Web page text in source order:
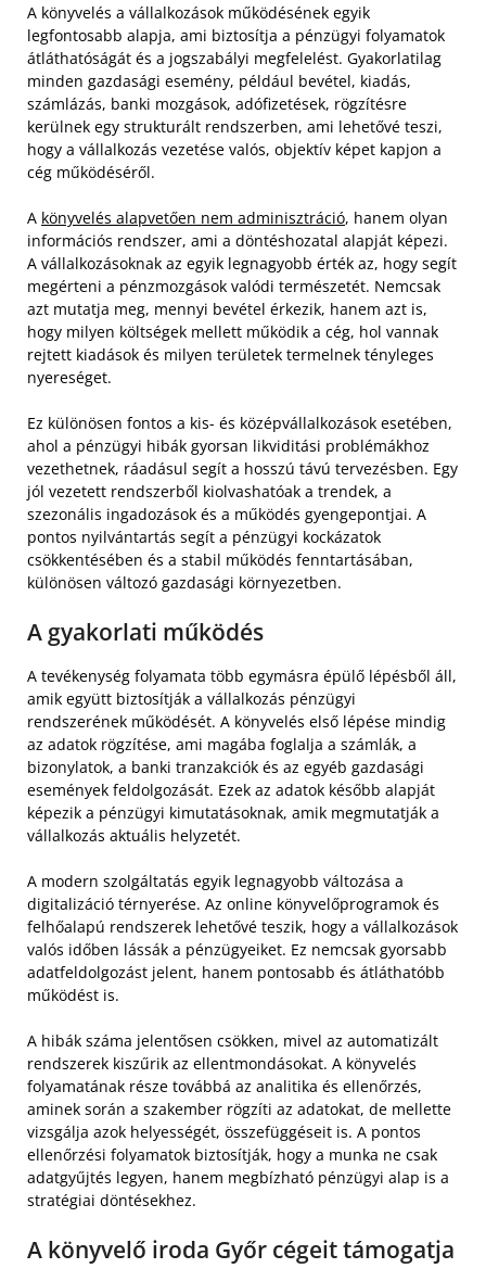
A könyvelés a vállalkozások működésének egyik
legfontosabb alapja, ami biztosítja a pénzügyi folyamatok
átláthatóságát és a jogszabályi megfelelést. Gyakorlatilag
minden gazdasági esemény, például bevétel, kiadás,
számlázás, banki mozgások, adófizetések, rögzítésre
kerülnek egy strukturált rendszerben, ami lehetővé teszi,
hogy a vállalkozás vezetése valós, objektív képet kapjon a
cég működéséről.
A könyvelés alapvetően nem adminisztráció, hanem olyan
információs rendszer, ami a döntéshozatal alapját képezi.
A vállalkozásoknak az egyik legnagyobb érték az, hogy segít
megérteni a pénzmozgások valódi természetét. Nemcsak
azt mutatja meg, mennyi bevétel érkezik, hanem azt is,
hogy milyen költségek mellett működik a cég, hol vannak
rejtett kiadások és milyen területek termelnek tényleges
nyereséget.
Ez különösen fontos a kis- és középvállalkozások esetében,
ahol a pénzügyi hibák gyorsan likviditási problémákhoz
vezethetnek, ráadásul segít a hosszú távú tervezésben. Egy
jól vezetett rendszerből kiolvashatóak a trendek, a
szezonális ingadozások és a működés gyengepontjai. A
pontos nyilvántartás segít a pénzügyi kockázatok
csökkentésében és a stabil működés fenntartásában,
különösen változó gazdasági környezetben.
A gyakorlati működés
A tevékenység folyamata több egymásra épülő lépésből áll,
amik együtt biztosítják a vállalkozás pénzügyi
rendszerének működését. A könyvelés első lépése mindig
az adatok rögzítése, ami magába foglalja a számlák, a
bizonylatok, a banki tranzakciók és az egyéb gazdasági
események feldolgozását. Ezek az adatok később alapját
képezik a pénzügyi kimutatásoknak, amik megmutatják a
vállalkozás aktuális helyzetét.
A modern szolgáltatás egyik legnagyobb változása a
digitalizáció térnyerése. Az online könyvelőprogramok és
felhőalapú rendszerek lehetővé teszik, hogy a vállalkozások
valós időben lássák a pénzügyeiket. Ez nemcsak gyorsabb
adatfeldolgozást jelent, hanem pontosabb és átláthatóbb
működést is.
A hibák száma jelentősen csökken, mivel az automatizált
rendszerek kiszűrik az ellentmondásokat. A könyvelés
folyamatának része továbbá az analitika és ellenőrzés,
aminek során a szakember rögzíti az adatokat, de mellette
vizsgálja azok helyességét, összefüggéseit is. A pontos
ellenőrzési folyamatok biztosítják, hogy a munka ne csak
adatgyűjtés legyen, hanem megbízható pénzügyi alap is a
stratégiai döntésekhez.
A könyvelő iroda Győr cégeit támogatja